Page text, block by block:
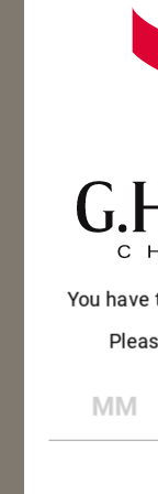
You have